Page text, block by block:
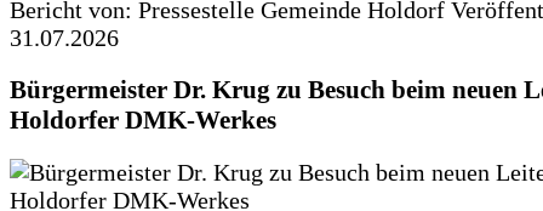
Bericht von: Pressestelle Gemeinde Holdorf
31.07.2026
Bürgermeister Dr. Krug zu Besuch beim neuen
Holdorfer DMK-Werkes